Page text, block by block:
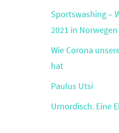
Sportswashing –
2021 in Norwegen
Wie Corona
hat
Paulus Utsi
Urnordisch. Eine